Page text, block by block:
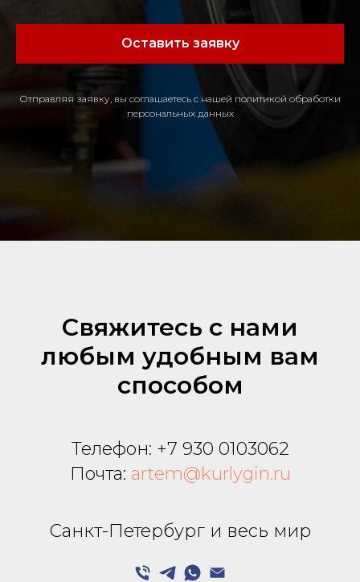
Оставить заявку
Отправляя заявку, вы соглашаетесь с нашей политикой обработки
персональных данных
Свяжитесь с нами
любым удобным вам
способом
Телефон: +7 930 0103062
Почта: artem@kurlygin.ru
Санкт-Петербург и весь мир